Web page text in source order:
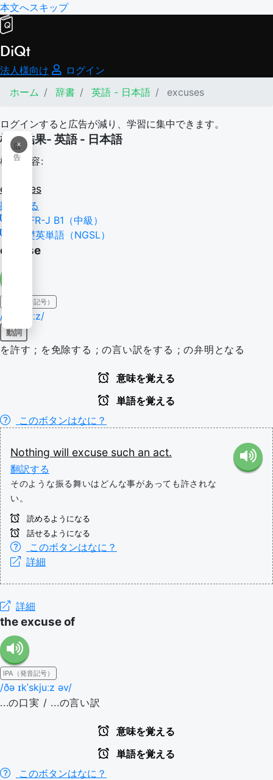
本文へスキップ
DiQt
法人様向け
ログイン
ホーム
辞書 英語 - 日本語 excuses
ログインすると広告が減り、学習に集中できます。
×
広
告
検索結果- 英語 - 日本語
検索内容:
excuses
翻訳する
CEFR-J B1（中級）
基礎英単語（NGSL）
excuse
IPA（発音記号）
/ɪkˈskjuːz/
動詞
を許す ; を免除する ; の言い訳をする ; の弁明となる
意味を覚える
単語を覚える
このボタンはなに？
Nothing will excuse such an act.
翻訳する
そのような振る舞いはどんな事があっても許されな
い。
読めるようになる
話せるようになる
このボタンはなに？
詳細
詳細
the excuse of
IPA（発音記号）
/ðə ɪkˈskjuːz əv/
...の口実 / ...の言い訳
意味を覚える
単語を覚える
このボタンはなに？